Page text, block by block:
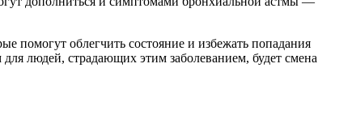
помогут облегчить состояние и избежать попадания
людей, страдающих этим заболеванием, будет смена